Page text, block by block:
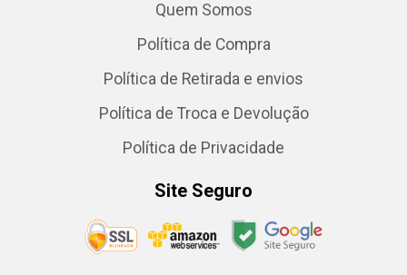
Quem Somos
Política de Compra
Política de Retirada e envios
Política de Troca e Devolução
Política de Privacidade
Site Seguro